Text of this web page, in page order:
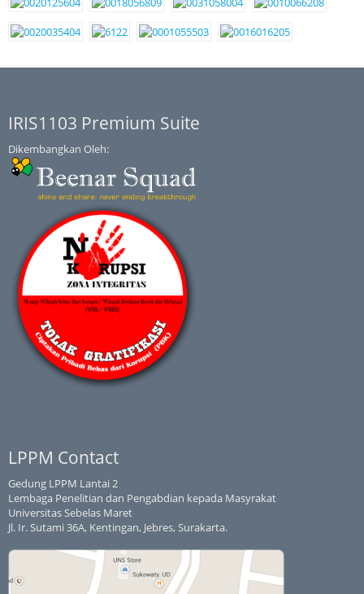
IRIS1103 Premium Suite
Dikembangkan Oleh:
LPPM Contact
Gedung LPPM Lantai 2
Lembaga Penelitian dan Pengabdian kepada Masyrakat
Universitas Sebelas Maret
Jl. Ir. Sutami 36A, Kentingan, Jebres, Surakarta.